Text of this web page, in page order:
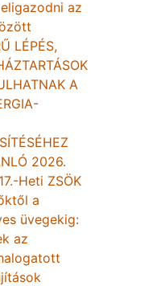
az
LÉPÉS,
A
2026.
Heti ZSÖK
a
üvegekig:
az